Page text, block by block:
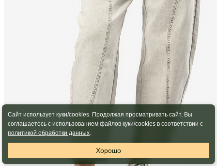
Сайт использует куки/cookies. Продолжая просматривать сайт, Вы
соглашаетесь с использованием файлов куки/cookies в соответствии с
политикой обработки данных.
Хорошо